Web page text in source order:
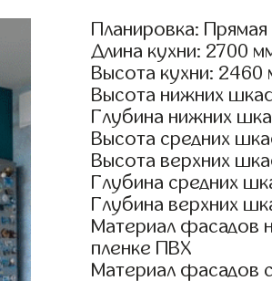
Планировка: Прямая
Длина кухни: 2700
Высота кухни: 2460
Высота нижних
Глубина нижних
Высота средних
Высота верхних
Глубина средних
Глубина верхних
Материал фасадов
пленке ПВХ
Материал фасадов